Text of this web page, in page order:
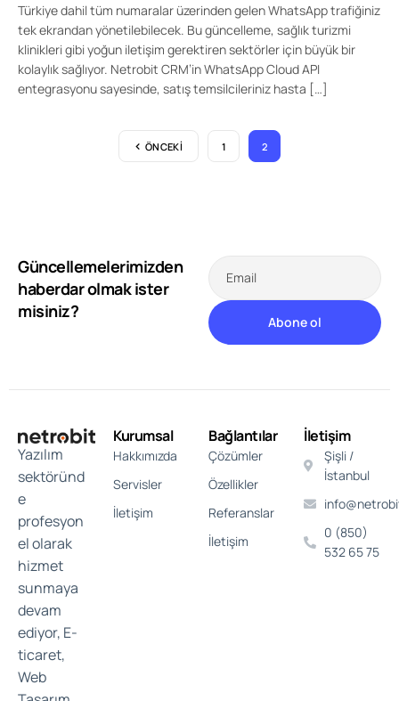
Türkiye dahil tüm numaralar üzerinden gelen WhatsApp trafiğiniz
tek ekrandan yönetilebilecek. Bu güncelleme, sağlık turizmi
klinikleri gibi yoğun iletişim gerektiren sektörler için büyük bir
kolaylık sağlıyor. Netrobit CRM’in WhatsApp Cloud API
entegrasyonu sayesinde, satış temsilcileriniz hasta […]
ÖNCEKI 1 2
Güncellemelerimizden
haberdar olmak ister
misiniz?
Email
Yazılım
sektöründ
e
profesyon
el olarak
hizmet
sunmaya
devam
ediyor, E-
ticaret,
Web
Kurumsal
Hakkımızda
Servisler
İletişim
Bağlantılar
Çözümler
Özellikler
Referanslar
İletişim
İletişim
Şişli /
İstanbul
0 (850)
532 65 75